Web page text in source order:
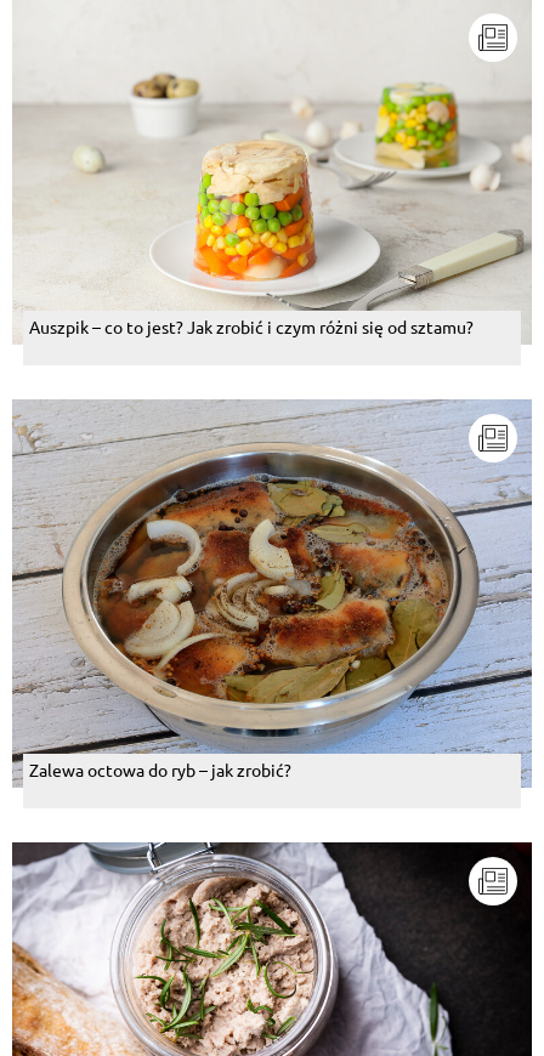
Auszpik – co to jest? Jak zrobić i czym różni się od sztamu?
Zalewa octowa do ryb – jak zrobić?